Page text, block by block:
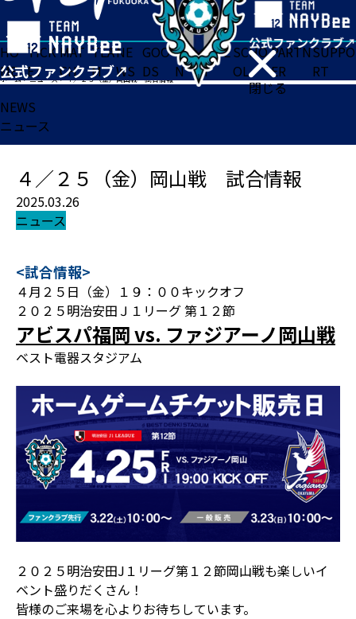
閉じる
HO
ME
TICK
ET
MAT
CH
TEA
M
NE
WS
GOO
DS
FA
N
ACADE
MY
SCHO
OL
PARTN
ER
SUPPO
RT
ホーム>ニュース>４／２５（金）岡山戦 試合情報
NEWS
ニュース
４／２５（金）岡山戦 試合情報
2025.03.26
ニュース
<試合情報>
４月２５日（金）１９：００キックオフ
２０２５明治安田Ｊ１リーグ 第１２節
アビスパ福岡 vs. ファジアーノ岡山戦
ベスト電器スタジアム
２０２５明治安田J１リーグ第１２節岡山戦も楽しいイ
ベント盛りだくさん！
皆様のご来場を心よりお待ちしています。